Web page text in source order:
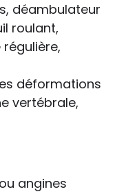
déambulateur
roulant,
déformations
vertébrale,
angines